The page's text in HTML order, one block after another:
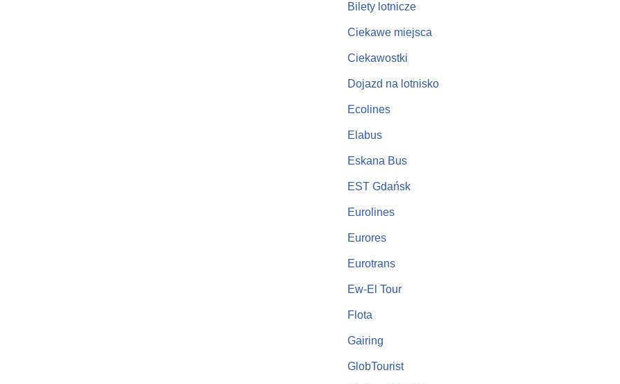
Bilety lotnicze
Ciekawe miejsca
Ciekawostki
Dojazd na lotnisko
Ecolines
Elabus
Eskana Bus
EST Gdańsk
Eurolines
Eurores
Eurotrans
Ew-El Tour
Flota
Gairing
GlobTourist